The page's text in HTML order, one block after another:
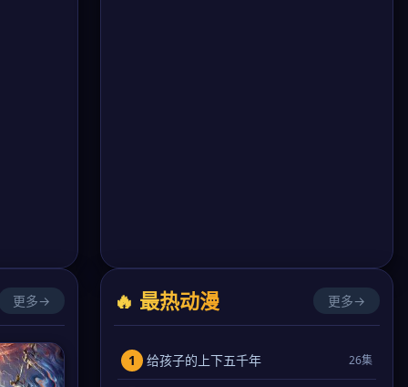
更多→ 🔥 最热动漫 更多→
1 给孩子的上下五千年 26集